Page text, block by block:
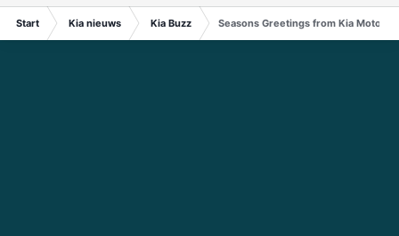
Start Kia nieuws Kia Buzz Seasons Greetings from Kia Motors!